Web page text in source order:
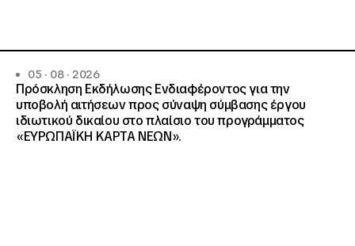
05 · 08 · 2026
Πρόσκληση Εκδήλωσης Ενδιαφέροντος για την
υποβολή αιτήσεων προς σύναψη σύμβασης έργου
ιδιωτικού δικαίου στο πλαίσιο του προγράμματος
«ΕΥΡΩΠΑΪΚΗ ΚΑΡΤΑ ΝΕΩΝ».